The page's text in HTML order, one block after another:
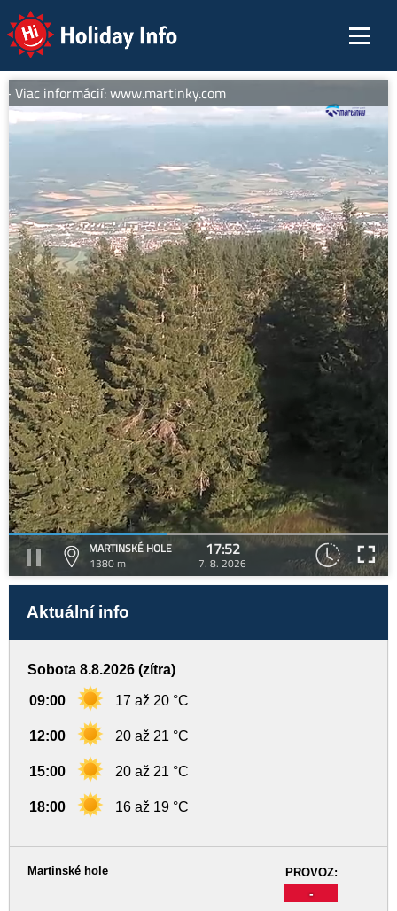
Holiday Info
informácií: www.martinky.com
MARTINSKÉ HOLE
1380 m
17:52
7. 8. 2026
Aktuální info
Sobota 8.8.2026 (zítra)
09:00 17 až 20 °C
12:00 20 až 21 °C
15:00 20 až 21 °C
18:00 16 až 19 °C
PROVOZ:
-
Martinské hole